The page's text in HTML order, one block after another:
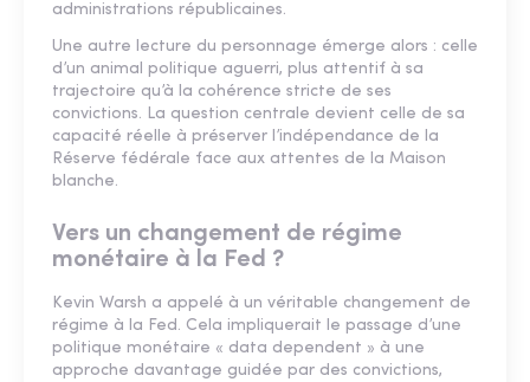
administrations républicaines.
Une autre lecture du personnage émerge alors : celle
d’un animal politique aguerri, plus attentif à sa
trajectoire qu’à la cohérence stricte de ses
convictions. La question centrale devient celle de sa
capacité réelle à préserver l’indépendance de la
Réserve fédérale face aux attentes de la Maison
blanche.
Vers un changement de régime
monétaire à la Fed ?
Kevin Warsh a appelé à un véritable changement de
régime à la Fed. Cela impliquerait le passage d’une
politique monétaire « data dependent » à une
approche davantage guidée par des convictions,